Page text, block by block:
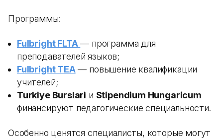
Программы:
Fulbright FLTA — программа для
преподавателей языков;
Fulbright TEA— повышение квалификации
учителей;
Turkiye Burslari и Stipendium Hungaricum
финансируют педагогические специальности.
Особенно ценятся специалисты, которые могут